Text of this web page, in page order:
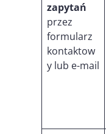
zapytań
przez
formularz
kontaktow
y lub e-mail